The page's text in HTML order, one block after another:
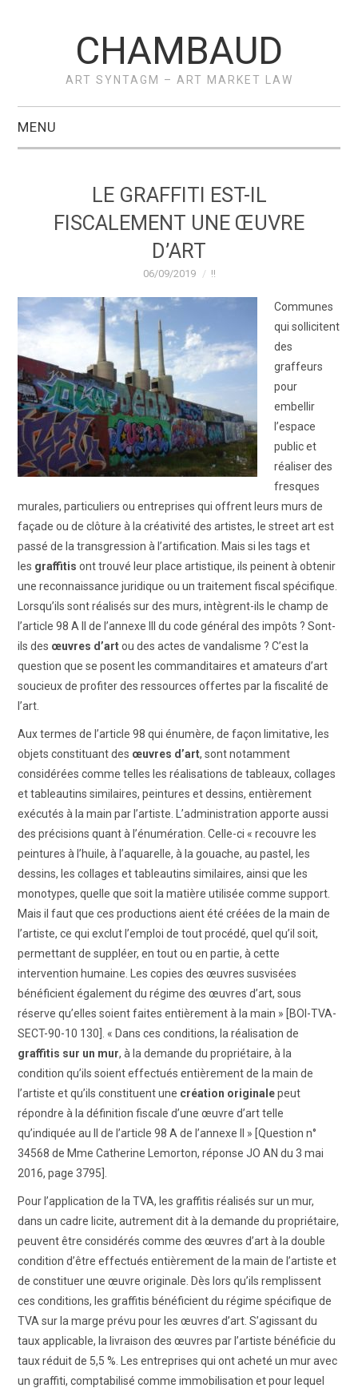
CHAMBAUD
ART SYNTAGM – ART MARKET LAW
MENU
ACTUS
ART WINNERS
CONTACT
LE GRAFFITI EST-IL
FISCALEMENT UNE ŒUVRE
D’ART
06/09/2019 !!
Communes
qui sollicitent
des
graffeurs
pour
embellir
l’espace
public et
réaliser des
fresques
murales, particuliers ou entreprises qui offrent leurs murs de
façade ou de clôture à la créativité des artistes, le street art est
passé de la transgression à l’artification. Mais si les tags et
les graffitis ont trouvé leur place artistique, ils peinent à obtenir
une reconnaissance juridique ou un traitement fiscal spécifique.
Lorsqu’ils sont réalisés sur des murs, intègrent-ils le champ de
l’article 98 A II de l’annexe III du code général des impôts ? Sont-
ils des œuvres d’artou des actes de vandalisme ? C’est la
question que se posent les commanditaires et amateurs d’art
soucieux de profiter des ressources offertes par la fiscalité de
l’art.
Aux termes de l’article 98 qui énumère, de façon limitative, les
objets constituant des œuvres d’art, sont notamment
considérées comme telles les réalisations de tableaux, collages
et tableautins similaires, peintures et dessins, entièrement
exécutés à la main par l’artiste. L’administration apporte aussi
des précisions quant à l’énumération. Celle-ci « recouvre les
peintures à l’huile, à l’aquarelle, à la gouache, au pastel, les
dessins, les collages et tableautins similaires, ainsi que les
monotypes, quelle que soit la matière utilisée comme support.
Mais il faut que ces productions aient été créées de la main de
l’artiste, ce qui exclut l’emploi de tout procédé, quel qu’il soit,
permettant de suppléer, en tout ou en partie, à cette
intervention humaine. Les copies des œuvres susvisées
bénéficient également du régime des œuvres d’art, sous
réserve qu’elles soient faites entièrement à la main » [BOI-TVA-
SECT-90-10 130]. « Dans ces conditions, la réalisation de
graffitis sur un mur, à la demande du propriétaire, à la
condition qu’ils soient effectués entièrement de la main de
l’artiste et qu’ils constituent une création originalepeut
répondre à la définition fiscale d’une œuvre d’art telle
qu’indiquée au II de l’article 98 A de l’annexe II » [Question n°
34568 de Mme Catherine Lemorton, réponse JO AN du 3 mai
2016, page 3795].
Pour l’application de la TVA, les graffitis réalisés sur un mur,
dans un cadre licite, autrement dit à la demande du propriétaire,
peuvent être considérés comme des œuvres d’art à la double
condition d’être effectués entièrement de la main de l’artiste et
de constituer une œuvre originale. Dès lors qu’ils remplissent
ces conditions, les graffitis bénéficient du régime spécifique de
TVA sur la marge prévu pour les œuvres d’art. S’agissant du
taux applicable, la livraison des œuvres par l’artiste bénéficie du
taux réduit de 5,5 %. Les entreprises qui ont acheté un mur avec
un graffiti, comptabilisé comme immobilisation et pour lequel